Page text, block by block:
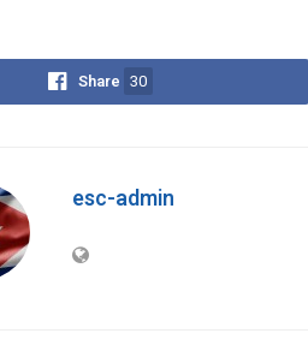
Share 30
esc-admin